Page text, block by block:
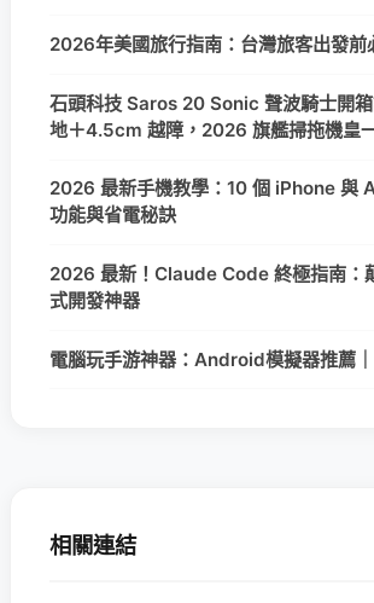
2026年美國旅行指南：台灣旅客出發前
石頭科技 Saros 20 Sonic 聲波騎士開
地＋4.5cm 越障，2026 旗艦掃拖機皇
2026 最新手機教學：10 個 iPhone 與
功能與省電秘訣
2026 最新！Claude Code 終極指南：
式開發神器
電腦玩手游神器：Android模擬器推薦
相關連結